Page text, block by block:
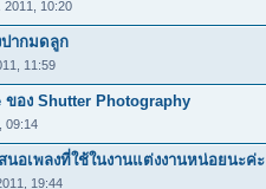
2011, 10:20
ปากมดลูก
11:59
ของ Shutter Photography
09:14
อเพลงที่ใช้ในงานแต่งงานหน่อยนะค่ะ
19:44